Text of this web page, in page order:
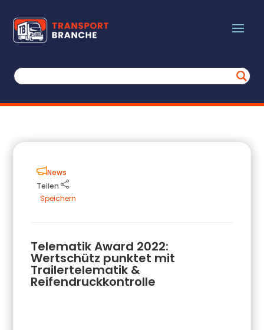
News
Teilen
Speichern
Telematik Award 2022:
Wertschütz punktet mit
Trailertelematik &
Reifendruckkontrolle